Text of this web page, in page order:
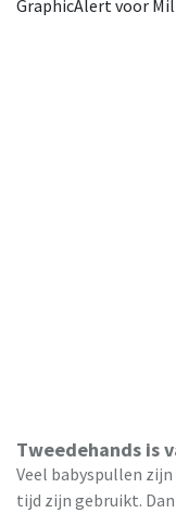
GraphicAlert voor
Tweedehands is
Veel babyspullen
tijd zijn gebruikt.